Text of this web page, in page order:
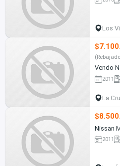
Los
Vendo
2011
La
Nissan
2011